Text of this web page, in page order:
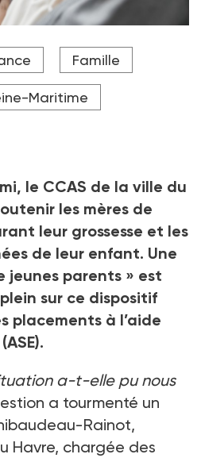
un nombre plus
précoces que la moyenne
Famille
Maritime
le CCAS de la ville du
les mères de
leur grossesse et les
de leur enfant. Une
jeunes parents » est
sur ce dispositif
placements à l’aide
a-t-elle pu nous
a tourmenté un
Rainot,
Havre, chargée des